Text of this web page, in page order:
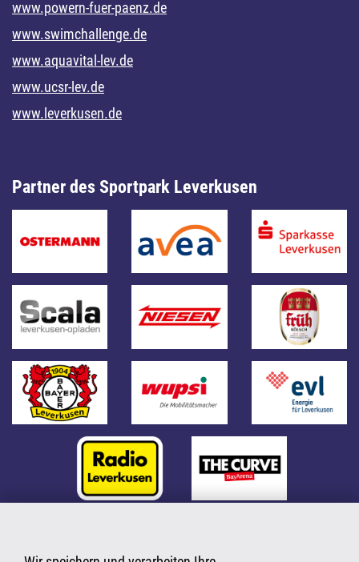
www.powern-fuer-paenz.de
www.swimchallenge.de
www.aquavital-lev.de
www.ucsr-lev.de
www.leverkusen.de
Partner des Sportpark Leverkusen